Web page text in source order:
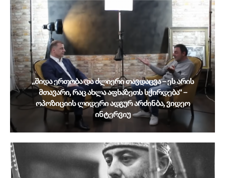
„შიდა ერთობა და ძლიერი თავდაცვა – ეს არის
მთავარი, რაც ახლა აფხაზეთს სჭირდება“ –
ოპოზიციის ლიდერი ადგურ არძინბა, ვიდეო
ინტერვიუ